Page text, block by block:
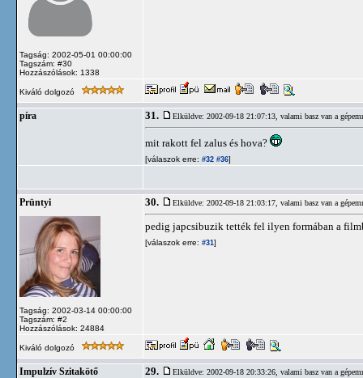
Tagság: 2002-05-01 00:00:00
Tagszám: #30
Hozzászólások: 1338
Kiváló dolgozó
píra 31. Elküldve: 2002-09-18 21:07:13, valami basz van a
mit rakott fel zalus és hova?
[válaszok erre: #32 #36]
Prüntyi
Tagság: 2002-03-14 00:00:00
Tagszám: #2
Hozzászólások: 24884
30. Elküldve: 2002-09-18 21:03:17, valami basz van a
pedig japcsibuzik tették fel ilyen formában a
[válaszok erre: #31]
Kiváló dolgozó
Impulzív Szitakötő 29. Elküldve: 2002-09-18 20:33:26, valami basz van a